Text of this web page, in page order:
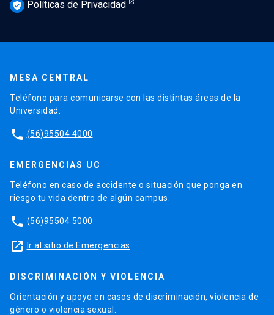
verified_user Políticas de Privacidad
MESA CENTRAL
Teléfono para comunicarse con las distintas áreas de la
Universidad.
phone (56)95504 4000
EMERGENCIAS UC
Teléfono en caso de accidente o situación que ponga en
riesgo tu vida dentro de algún campus.
phone (56)95504 5000
launch Ir al sitio de Emergencias
DISCRIMINACIÓN Y VIOLENCIA
Orientación y apoyo en casos de discriminación, violencia de
género o violencia sexual.